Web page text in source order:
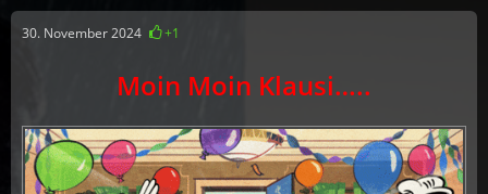
30. November 2024 +1
Moin Moin Klausi…..